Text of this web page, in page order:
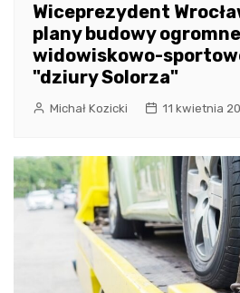
Wiceprezydent
plany budowy
widowiskowo-
"dziury Solorza"
Michał Kozicki 11 kwietnia